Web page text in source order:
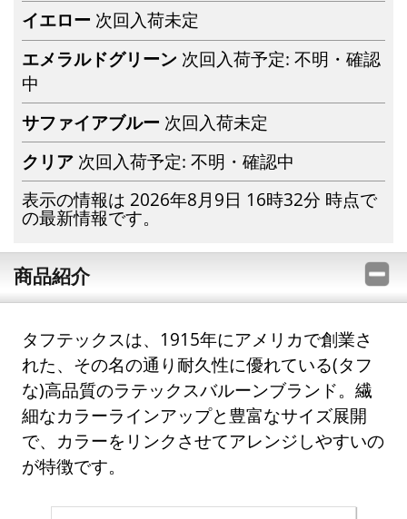
イエロー 次回入荷未定
エメラルドグリーン 次回入荷予定: 不明・確認
中
サファイアブルー 次回入荷未定
クリア 次回入荷予定: 不明・確認中
表示の情報は 2026年8月9日 16時32分 時点で
の最新情報です。
商品紹介
タフテックスは、1915年にアメリカで創業さ
れた、その名の通り耐久性に優れている(タフ
な)高品質のラテックスバルーンブランド。繊
細なカラーラインアップと豊富なサイズ展開
で、カラーをリンクさせてアレンジしやすいの
が特徴です。